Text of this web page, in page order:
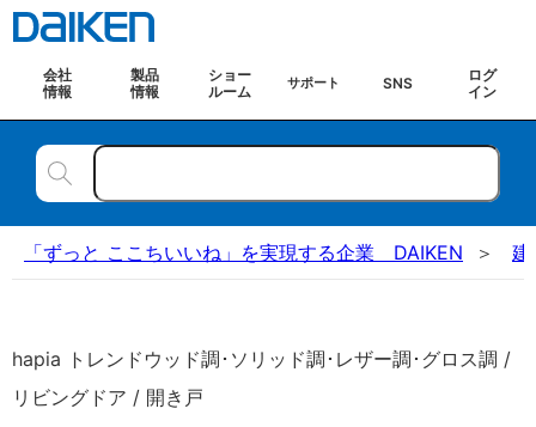
会社
情報
製品
情報
ショー
ルーム
サポート SNS
ログ
イン
「ずっと ここちいいね」を実現する企業 DAIKEN 建
hapia トレンドウッド調･ソリッド調･レザー調･グロス調 /
リビングドア / 開き戸